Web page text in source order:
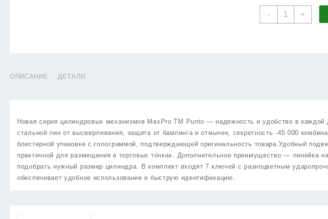
-
Количество
вертушкой
+
ОПИСАНИЕ ДЕТАЛИ
Новая серия цилиндровых механизмов MaxPro TM Punto — надежность и удобство в
стальной пин от высверливания, защита от бампинга и отмычек, секретность -45 000
блистерной упаковке с голограммой, подтверждающей оригинальность товара.Удобный
практичной для размещения в торговых точках. Дополнительное преимущество — линейка
подобрать нужный размер цилиндра. В комплект входят 7 ключей с разноцветным
обеспечивает удобное использование и быструю идентификацию.